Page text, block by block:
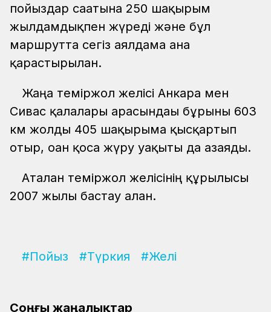
пойыздар сағатына 250 шақырым
жылдамдықпен жүреді және бұл
маршрутта сегіз аялдама ғана
қарастырылған.
Жаңа теміржол желісі Анкара мен
Сивас қалалары арасындағы бұрынғы 603
км жолды 405 шақырымға қысқартып
отыр, оған қоса жүру уақыты да азаяды.
Аталған теміржол желісінің құрылысы
2007 жылы бастау алған.
#Пойыз #Түркия #Желі
Соңғы жаңалықтар